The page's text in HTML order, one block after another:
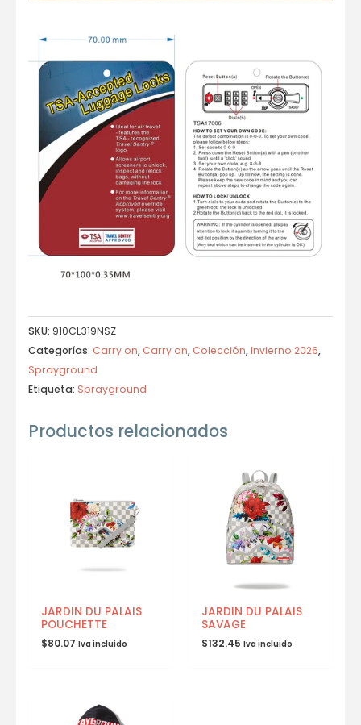
SKU: 910CL319NSZ
Categorías: Carry on, Carry on, Colección,Invierno 2026,
Sprayground
Etiqueta: Sprayground
Productos relacionados
JARDIN DU PALAIS
POUCHETTE
$80.07 Iva incluido
JARDIN DU PALAIS
SAVAGE
$132.45 Iva incluido